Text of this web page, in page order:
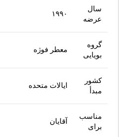
سال
عرضه
۱۹۹۰
گروه
بویایی
معطر فوژه
کشور
مبدأ
ایالات متحده
مناسب
برای
آقایان